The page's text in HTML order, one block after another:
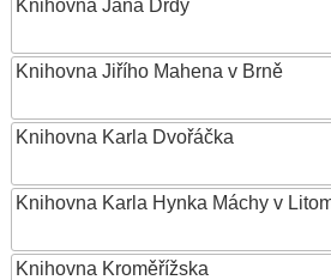
Knihovna Jana Drdy
Knihovna Jiřího Mahena v Brně
Knihovna Karla Dvořáčka
Knihovna Karla Hynka Máchy v
Knihovna Kroměřížska